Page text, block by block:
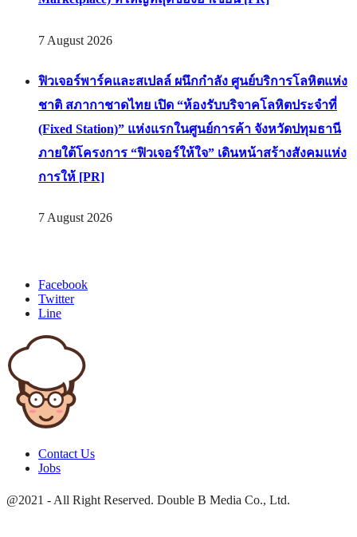
7 August 2026
ฟิวเจอร์พาร์คและสเปลล์ ผนึกกำลัง ศูนย์บริการโลหิตแห่ง
ชาติ สภากาชาดไทย เปิด “ห้องรับบริจาคโลหิตประจำที่
(Fixed Station)” แห่งแรกในศูนย์การค้า จังหวัดปทุมธานี
ภายใต้โครงการ “ฟิวเจอร์ให้ใจ” เดินหน้าสร้างสังคมแห่ง
การให้ [PR]
7 August 2026
Facebook
Twitter
Line
Contact Us
Jobs
@2021 - All Right Reserved. Double B Media Co., Ltd.